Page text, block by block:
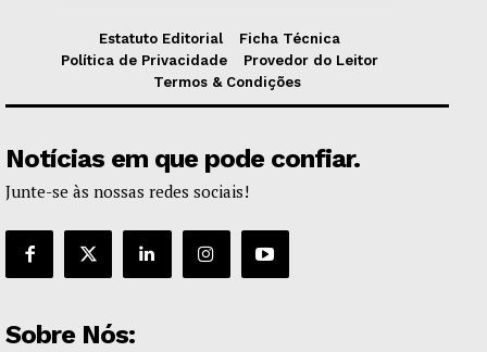
Estatuto Editorial
Ficha Técnica
Política de Privacidade
Provedor do Leitor
Termos & Condições
Notícias em que pode confiar.
Junte-se às nossas redes sociais!
Sobre Nós: